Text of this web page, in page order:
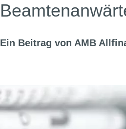
Ein Beitrag von AMB